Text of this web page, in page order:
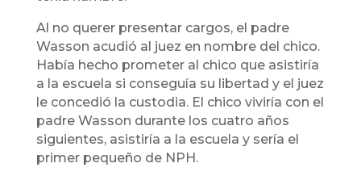
Al no querer presentar cargos, el padre
Wasson acudió al juez en nombre del chico.
Había hecho prometer al chico que asistiría
a la escuela si conseguía su libertad y el juez
le concedió la custodia. El chico viviría con el
padre Wasson durante los cuatro años
siguientes, asistiría a la escuela y sería el
primer pequeño de NPH.